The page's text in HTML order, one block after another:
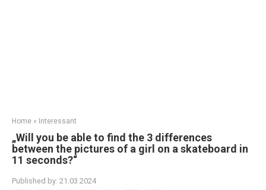
Home » Interessant
„Will you be able to find the 3 differences
between the pictures of a girl on a skateboard in
11 seconds?“
Published by: 21.03.2024